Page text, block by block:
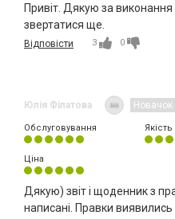
Привіт. Дякую за
звертатися ще.
Відповісти 3 0
Юлія Філатова Новачок
Обслуговування Якість
Ціна
Дякую) звіт і щоденник з
написані. Правки